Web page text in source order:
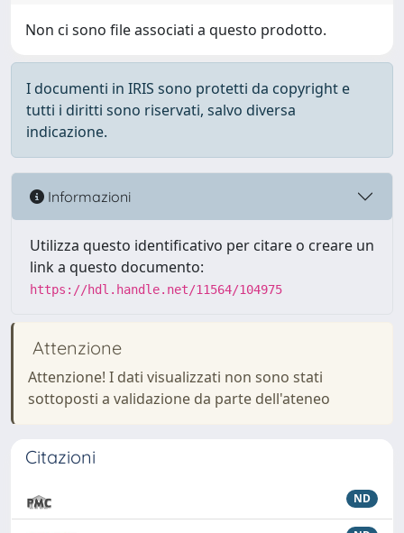
Non ci sono file associati a questo prodotto.
I documenti in IRIS sono protetti da copyright e
tutti i diritti sono riservati, salvo diversa
indicazione.
Informazioni
Utilizza questo identificativo per citare o creare un
link a questo documento:
https://hdl.handle.net/11564/104975
Attenzione
Attenzione! I dati visualizzati non sono stati
sottoposti a validazione da parte dell'ateneo
Citazioni
ND